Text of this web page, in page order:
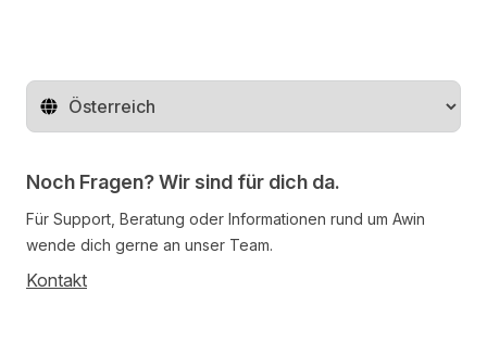
Region ändern
Noch Fragen? Wir sind für dich da.
Für Support, Beratung oder Informationen rund um Awin
wende dich gerne an unser Team.
Kontakt